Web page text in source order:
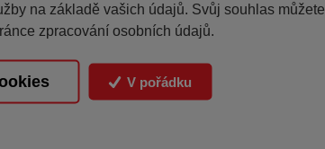
na základě vašich údajů. Svůj souhlas můžete
zpracování osobních údajů.
V pořádku